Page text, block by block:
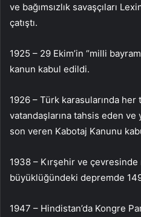
ve bağımsızlık savaşçıları
çatıştı.
1925 – 29 Ekim’in “milli
kanun kabul edildi.
1926 – Türk karasularında
vatandaşlarına tahsis eden ve
son veren Kabotaj Kanunu
1938 – Kırşehir ve
büyüklüğündeki depremde
1947 – Hindistan’da Kongre